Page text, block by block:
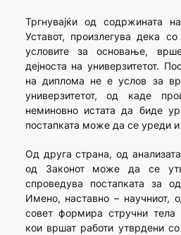
Тргнувајќи од содржината
Уставот, произлегува дека
условите за основање,
дејноста на универзитетот.
на диплома не е услов за
универзитетот, од каде
неминовно истата да биде
постапката може да се уреди и
Од друга страна, од
од Законот може да се
спроведува постапката за
Имено, наставно – научниот,
совет формира стручни тела
кои вршат работи утврдени со